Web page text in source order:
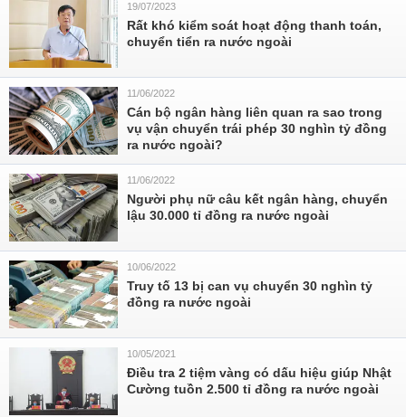
19/07/2023
Rất khó kiểm soát hoạt động thanh toán,
chuyển tiển ra nước ngoài
11/06/2022
Cán bộ ngân hàng liên quan ra sao trong
vụ vận chuyển trái phép 30 nghìn tỷ đồng
ra nước ngoài?
11/06/2022
Người phụ nữ câu kết ngân hàng, chuyển
lậu 30.000 tỉ đồng ra nước ngoài
10/06/2022
Truy tố 13 bị can vụ chuyển 30 nghìn tỷ
đồng ra nước ngoài
10/05/2021
Điều tra 2 tiệm vàng có dấu hiệu giúp Nhật
Cường tuồn 2.500 tỉ đồng ra nước ngoài